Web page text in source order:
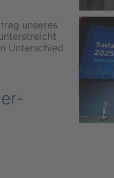
unseres
Unterschied